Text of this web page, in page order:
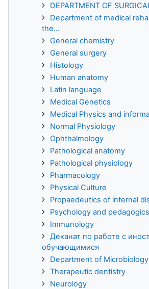
DEPARTMENT OF
Department of medical
the...
General chemistry
General surgery
Histology
Human anatomy
Latin language
Medical Genetics
Medical Physics and
Normal Physiology
Ophthalmology
Pathological anatomy
Pathological physiology
Pharmacology
Physical Culture
Propaedeutics of internal
Psychology and pedagogics
Immunology
Деканат по работе с
обучающимися
Department of
Therapeutic dentistry
Neurology